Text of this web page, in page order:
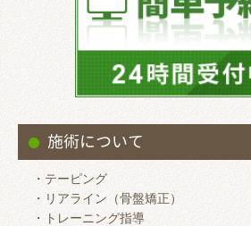
施術について
・テーピング
・リアライン（骨盤矯正）
・トレーニング指導